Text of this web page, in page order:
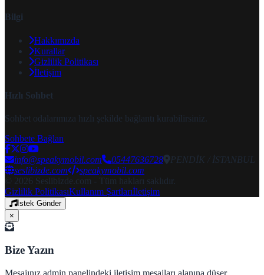
Bilgi
Hakkımızda
Kurallar
Gizlilik Politikası
İletişim
Hızlı Sohbet
Sohbet odalarımıza hızlı şekilde bağlantı kurabilirsiniz.
Sohbete Bağlan
info@speakymobil.com 05447636728
PENDİK / İSTANBUL
seslibizde.com
speakymobil.com
© 2026 Seslibizde.com - Tüm hakları saklıdır.
Gizlilik PolitikasıKullanım Şartlarıİletişim
İstek Gönder
×
Bize Yazın
Mesajınız admin panelindeki iletişim mesajları alanına düşer.